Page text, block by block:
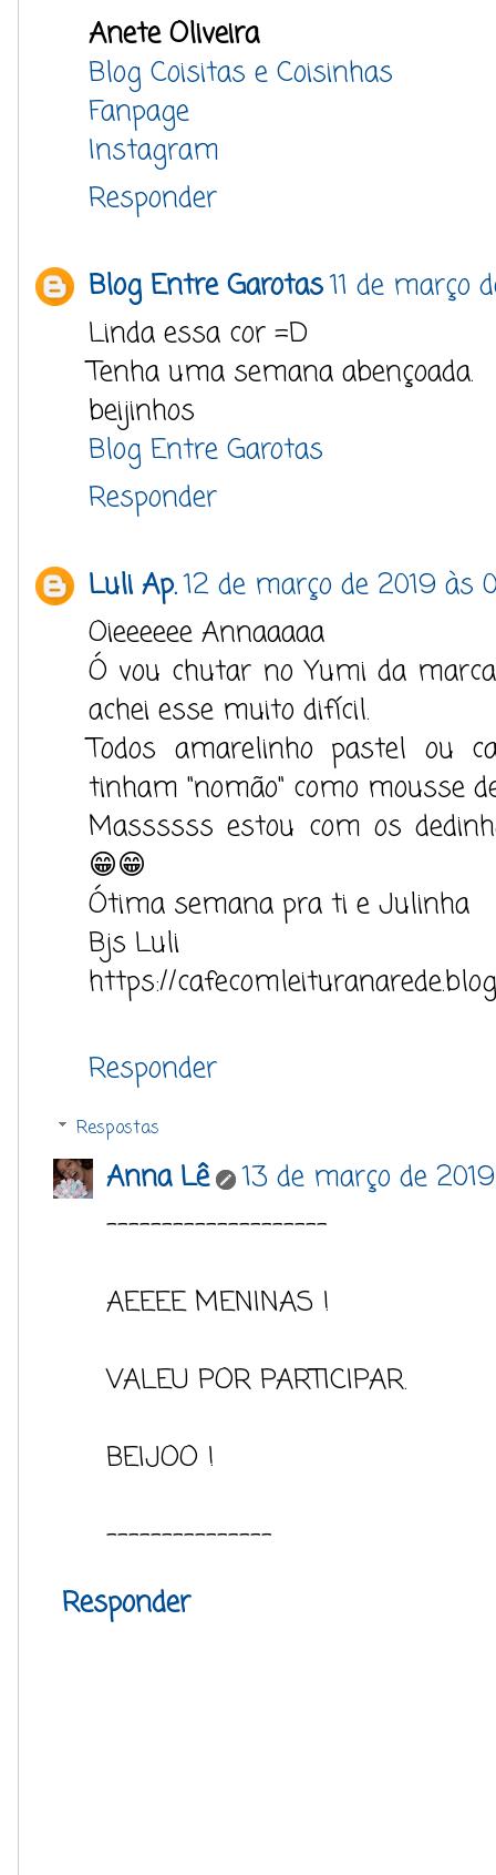
Anete Oliveira
Blog Coisitas e Coisinhas
Fanpage
Instagram
Responder
Blog Entre Garotas11 de março
Linda essa cor =D
Tenha uma semana abençoada.
beijinhos
Blog Entre Garotas
Responder
Luli Ap.12 de março de 2019 às
Oieeeeee Annaaaaa
Ó vou chutar no Yumi da
achei esse muito difícil.
Todos amarelinho pastel ou
tinham "nomão" como mousse
Massssss estou com os
😁😁
Ótima semana pra ti e Julinha
Bjs Luli
https://
Responder
Respostas
Anna Lê
13 de março de
--------------------
AEEEE MENINAS !
VALEU POR PARTICIPAR.
BEIJOO !
---------------
Responder